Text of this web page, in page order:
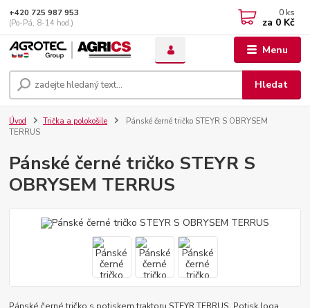
Menu
Hledat
+420 725 987 953
(Po-Pá, 8-14 hod.)
0 ks
za 0 Kč
Úvod Trička a polokošile
Pánské černé tričko STEYR S OBRYSEM
TERRUS
Pánské černé tričko STEYR S
OBRYSEM TERRUS
Pánské černé tričko s potiskem traktoru STEYR TERRUS. Potisk loga